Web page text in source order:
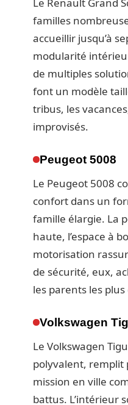
familles
accueillir jusqu’à
modularité
de multiples
font un modèle
tribus, les
improvisés.
Peugeot 5008
Le Peugeot 5008
confort dans un
famille élargie. La
haute, l’espace à
motorisation
de sécurité, eux,
les parents les
Volkswagen
Le Volkswagen
polyvalent, remplit
mission en ville
battus. L’intérieur